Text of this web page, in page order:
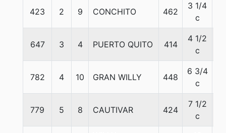
423 2 9 CONCHITO 462
3 1/4
c
647 3 4 PUERTO QUITO 414
4 1/2
c
782 4 10 GRAN WILLY 448
6 3/4
c
779 5 8 CAUTIVAR 424
7 1/2
c